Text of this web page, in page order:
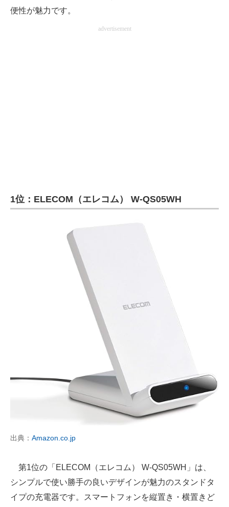
便性が魅力です。
advertisement
1位：ELECOM（エレコム） W-QS05WH
出典： Amazon.co.jp
第1位の「ELECOM（エレコム） W-QS05WH」は、
シンプルで使い勝手の良いデザインが魅力のスタンドタ
イプの充電器です。スマートフォンを縦置き・横置きど